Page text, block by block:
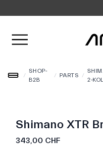
Menü öffnen
/
SHOP-
B2B
/ PARTS /
2-
Shimano XTR
343,00 CHF